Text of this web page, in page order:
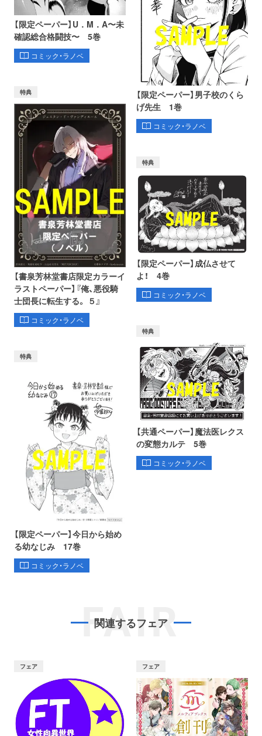
【限定ペーパー】U．M．A〜未
確認総合格闘技〜 5巻
コミック・ラノベ
【限定ペーパー】男子校のくら
げ先生 1巻
コミック・ラノベ
特典
【書泉芳林堂書店限定カラーイ
ラストペーパー】『俺、悪役騎
士団長に転生する。 ５』
コミック・ラノベ
特典
【限定ペーパー】成仏させて
よ！ 4巻
コミック・ラノベ
特典
【限定ペーパー】今日から始め
る幼なじみ 17巻
コミック・ラノベ
特典
【共通ペーパー】魔法医レクス
の変態カルテ 5巻
コミック・ラノベ
FAIR
関連するフェア
フェア フェア